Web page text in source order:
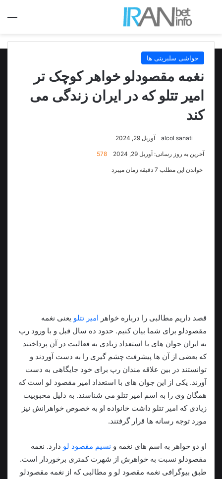
جستجو برای
حواشی سلبریتی ها
نغمه مقصودلو خواهر کوچک تر
امیر تتلو که در ایران زندگی می
کند
alcol sanati آوریل 29, 2024
آخرین به روز رسانی: آوریل 29, 2024 578
خواندن این مطلب 7 دقیقه زمان میبرد
قصد داریم مطالبی را درباره خواهر امیر تتلو یعنی نغمه
مقصودلو برای شما بیان کنیم. حدود ده سال قبل و با ورود رپ
به ایران جوان های با استعداد زیادی به فعالیت در آن پرداختند
که بعضی از آن ها پیشرفت چشم گیری را به دست آوردند و
توانستند در بین علاقه مندان رپ برای خود جایگاهی به دست
آورند. یکی از این جوان های با استعداد امیر مقصود لو است که
همگان وی را به اسم امیر تتلو می شناسند. به دليل محبوبیت
زیادی که امیر تتلو داشت خانواده او به خصوص خواهرانش نیز
مورد توجه رسانه ها قرار گرفتند.
او دو خواهر به اسم های نغمه و نسیم مقصود لو دارد. نغمه
مقصودلو نسبت به خواهرش از شهرت کمتری برخوردار است.
طبق بیوگرافی نغمه مقصود لو و مطالبی که از نغمه مقصودلو